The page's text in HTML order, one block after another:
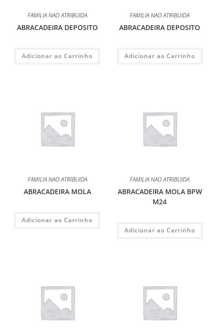
FAMILIA NAO ATRIBUIDA
ABRACADEIRA DEPOSITO
Adicionar ao Carrinho
FAMILIA NAO ATRIBUIDA
ABRACADEIRA DEPOSITO
Adicionar ao Carrinho
FAMILIA NAO ATRIBUIDA
ABRACADEIRA MOLA
Adicionar ao Carrinho
FAMILIA NAO ATRIBUIDA
ABRACADEIRA MOLA BPW
M24
Adicionar ao Carrinho